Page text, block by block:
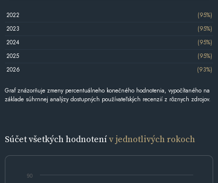
2022
(95%)
2023
(95%)
2024
(95%)
2025
(95%)
2026
(93%)
Graf znázorňuje zmeny percentuálneho konečného hodnotenia, vypočítaného na
základe súhrnnej analýzy dostupných používateľských recenzií z rôznych zdrojov.
Súčet všetkých hodnotenív jednotlivých rokoch
90